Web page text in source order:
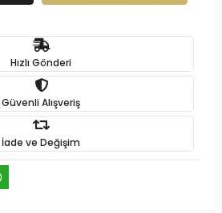
Hızlı Gönderi
Güvenli Alışveriş
İade ve Değişim